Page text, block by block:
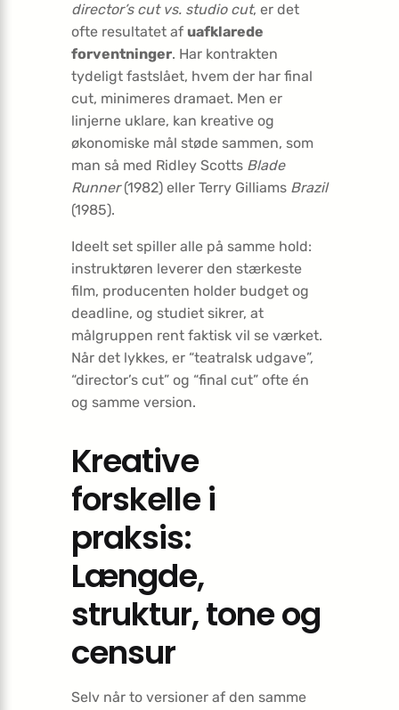
director’s cut vs. studio cut, er det
ofte resultatet af uafklarede
forventninger. Har kontrakten
tydeligt fastslået, hvem der har final
cut, minimeres dramaet. Men er
linjerne uklare, kan kreative og
økonomiske mål støde sammen, som
man så med Ridley Scotts Blade
Runner(1982) eller Terry Gilliams Brazil
(1985).
Ideelt set spiller alle på samme hold:
instruktøren leverer den stærkeste
film, producenten holder budget og
deadline, og studiet sikrer, at
målgruppen rent faktisk vil se værket.
Når det lykkes, er “teatralsk udgave”,
“director’s cut” og “final cut” ofte én
og samme version.
Kreative
forskelle i
praksis:
Længde,
struktur, tone og
censur
Selv når to versioner af den samme